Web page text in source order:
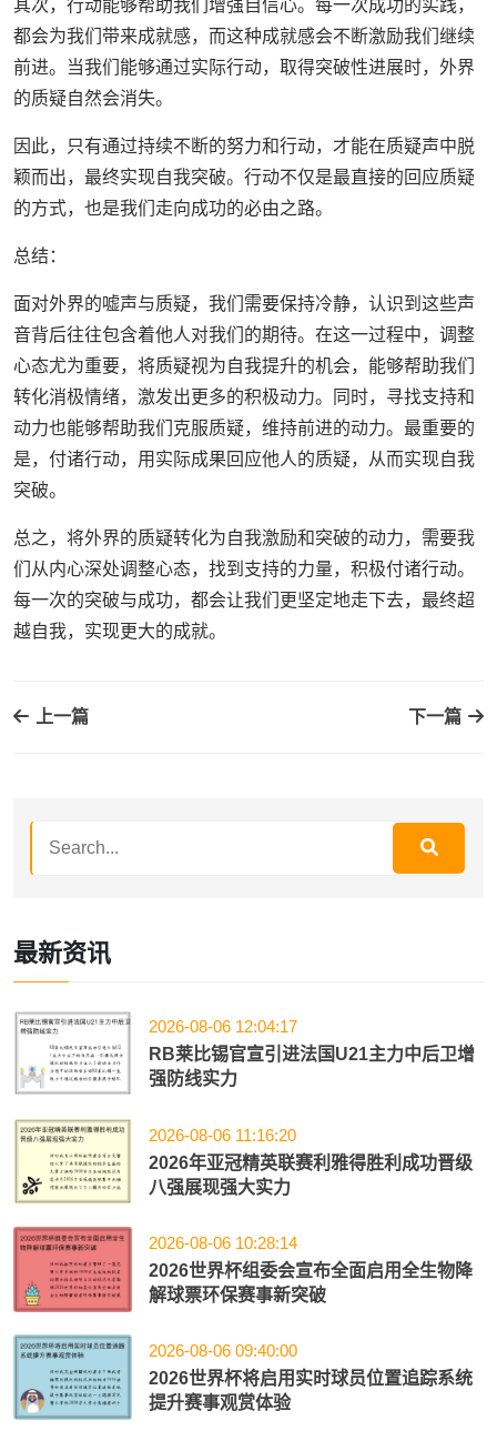
其次，行动能够帮助我们增强自信心。每一次成功的实践，
都会为我们带来成就感，而这种成就感会不断激励我们继续
前进。当我们能够通过实际行动，取得突破性进展时，外界
的质疑自然会消失。
因此，只有通过持续不断的努力和行动，才能在质疑声中脱
颖而出，最终实现自我突破。行动不仅是最直接的回应质疑
的方式，也是我们走向成功的必由之路。
总结：
面对外界的嘘声与质疑，我们需要保持冷静，认识到这些声
音背后往往包含着他人对我们的期待。在这一过程中，调整
心态尤为重要，将质疑视为自我提升的机会，能够帮助我们
转化消极情绪，激发出更多的积极动力。同时，寻找支持和
动力也能够帮助我们克服质疑，维持前进的动力。最重要的
是，付诸行动，用实际成果回应他人的质疑，从而实现自我
突破。
总之，将外界的质疑转化为自我激励和突破的动力，需要我
们从内心深处调整心态，找到支持的力量，积极付诸行动。
每一次的突破与成功，都会让我们更坚定地走下去，最终超
越自我，实现更大的成就。
上一篇 下一篇
最新资讯
2026-08-06 12:04:17
RB莱比锡官宣引进法国U21主力中后卫增
强防线实力
2026-08-06 11:16:20
2026年亚冠精英联赛利雅得胜利成功晋级
八强展现强大实力
2026-08-06 10:28:14
2026世界杯组委会宣布全面启用全生物降
解球票环保赛事新突破
2026-08-06 09:40:00
2026世界杯将启用实时球员位置追踪系统
提升赛事观赏体验